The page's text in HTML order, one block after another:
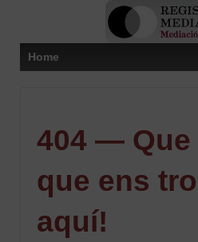
Home
404 — Que
que ens
aquí!